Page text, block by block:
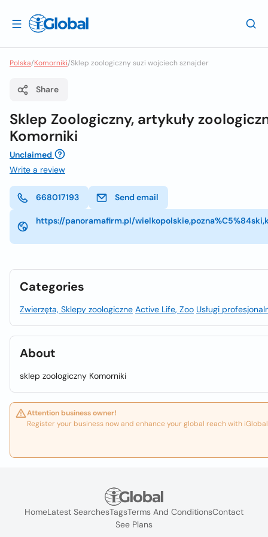
Polska/Komorniki/Sklep zoologiczny suzi wojciech sznajder
Share
Sklep Zoologiczny, artykuły
Komorniki
Unclaimed
Write a review
668017193 Send email
https://panoramafirm.pl/
Categories
Zwierzęta, Sklepy zoologiczne Active Life, Zoo Usługi
About
sklep zoologiczny Komorniki
Attention business owner!
Register your business now and enhance your global reach with
HomeLatest SearchesTagsTerms And ConditionsContact
See Plans